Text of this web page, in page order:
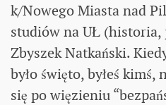
k/Nowego Miasta nad
studiów na UŁ
Zbyszek Natkański.
było święto, byłeś kimś,
się po więzieniu